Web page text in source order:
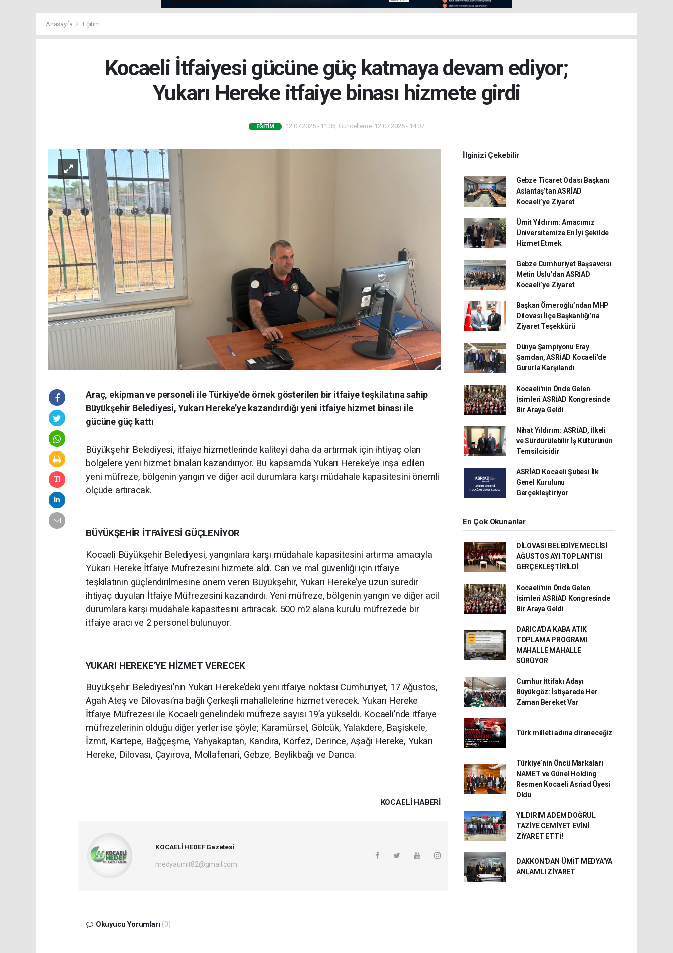
Anasayfa Eğitim
Kocaeli İtfaiyesi gücüne güç katmaya devam ediyor;
Yukarı Hereke itfaiye binası hizmete girdi
EĞITIM 12.07.2025 - 11:35, Güncelleme: 12.07.2025 - 14:07
Araç, ekipman ve personeli ile Türkiye'de örnek gösterilen bir itfaiye teşkilatına sahip
Büyükşehir Belediyesi, Yukarı Hereke’ye kazandırdığı yeni itfaiye hizmet binası ile
gücüne güç kattı
Büyükşehir Belediyesi, itfaiye hizmetlerinde kaliteyi daha da artırmak için ihtiyaç olan
bölgelere yeni hizmet binaları kazandırıyor. Bu kapsamda Yukarı Hereke’ye inşa edilen
yeni müfreze, bölgenin yangın ve diğer acil durumlara karşı müdahale kapasitesini önemli
ölçüde artıracak.
BÜYÜKŞEHİR İTFAİYESİ GÜÇLENİYOR
Kocaeli Büyükşehir Belediyesi, yangınlara karşı müdahale kapasitesini artırma amacıyla
Yukarı Hereke İtfaiye Müfrezesini hizmete aldı. Can ve mal güvenliği için itfaiye
teşkilatının güçlendirilmesine önem veren Büyükşehir, Yukarı Hereke’ye uzun süredir
ihtiyaç duyulan İtfaiye Müfrezesini kazandırdı. Yeni müfreze, bölgenin yangın ve diğer acil
durumlara karşı müdahale kapasitesini artıracak. 500 m2 alana kurulu müfrezede bir
itfaiye aracı ve 2 personel bulunuyor.
YUKARI HEREKE’YE HİZMET VERECEK
Büyükşehir Belediyesi’nin Yukarı Hereke’deki yeni itfaiye noktası Cumhuriyet, 17 Ağustos,
Agah Ateş ve Dilovası’na bağlı Çerkeşli mahallelerine hizmet verecek. Yukarı Hereke
İtfaiye Müfrezesi ile Kocaeli genelindeki müfreze sayısı 19’a yükseldi. Kocaeli’nde itfaiye
müfrezelerinin olduğu diğer yerler ise şöyle; Karamürsel, Gölcük, Yalakdere, Başiskele,
İzmit, Kartepe, Bağçeşme, Yahyakaptan, Kandıra, Körfez, Derince, Aşağı Hereke, Yukarı
Hereke, Dilovası, Çayırova, Mollafenari, Gebze, Beylikbağı ve Darıca.
KOCAELI HABERİ
KOCAELİ HEDEF Gazetesi
medyaumit82@gmail.com
Okuyucu Yorumları (0)
İlginizi Çekebilir
Gebze Ticaret Odası Başkanı
Aslantaş’tan ASRİAD
Kocaeli’ye Ziyaret
Ümit Yıldırım: Amacımız
Üniversitemize En İyi Şekilde
Hizmet Etmek
Gebze Cumhuriyet Başsavcısı
Metin Uslu’dan ASRİAD
Kocaeli’ye Ziyaret
Başkan Ömeroğlu’ndan MHP
Dilovası İlçe Başkanlığı’na
Ziyaret Teşekkürü
Dünya Şampiyonu Eray
Şamdan, ASRİAD Kocaeli'de
Gururla Karşılandı
Kocaeli'nin Önde Gelen
İsimleri ASRİAD Kongresinde
Bir Araya Geldi
Nihat Yıldırım: ASRİAD, İlkeli
ve Sürdürülebilir İş Kültürünün
Temsilcisidir
ASRİAD Kocaeli Şubesi İlk
Genel Kurulunu
Gerçekleştiriyor
En Çok Okunanlar
DİLOVASI BELEDİYE MECLİSİ
AĞUSTOS AYI TOPLANTISI
GERÇEKLEŞTİRİLDİ
Kocaeli'nin Önde Gelen
İsimleri ASRİAD Kongresinde
Bir Araya Geldi
DARICA'DA KABA ATIK
TOPLAMA PROGRAMI
MAHALLE MAHALLE
SÜRÜYOR
Cumhur İttifakı Adayı
Büyükgöz: İstişarede Her
Zaman Bereket Var
Türk milleti adına direneceğiz
Türkiye’nin Öncü Markaları
NAMET ve Günel Holding
Resmen Kocaeli Asriad Üyesi
Oldu
YILDIRIM ADEM DOĞRUL
TAZİYE CEMİYET EVİNİ
ZİYARET ETTİ!
DAKKON'DAN ÜMİT MEDYA'YA
ANLAMLI ZİYARET